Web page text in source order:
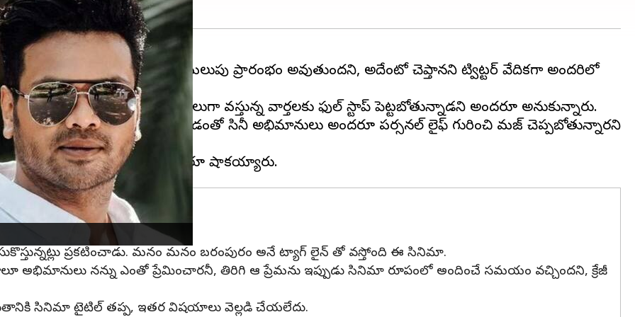
ఉంటుందని, తన జీవితంలో గొప్ప మలుపు ప్రారంభం అవుతుందని, అదేంటో చెప్తానని ట్విట్టర్ వేదికగా అందరిలో
గతకొన్ని రోజులుగా వస్తున్న వార్తలకు ఫుల్ స్టాప్ పెట్టబోతున్నాడని అందరూ అనుకున్నారు.
మీమ్ చేసి మరీ పోస్ట్ పెట్టడంతో సినీ అభిమానులు అందరూ పర్సనల్ లైఫ్ గురించి మనోజ్ చెప్పబోతున్నారని
మూవీ
ప్రకటించాడు. మనం మనం బరంపురం అనే ట్యాగ్ లైన్ తో వస్తోంది ఈ సినిమా.
అభిమానులు నన్ను ఎంతో ప్రేమించారనీ, తిరిగి ఆ ప్రేమను ఇప్పుడు సినిమా రూపంలో అందించే సమయం వచ్చిందని, క్రేజీ
సినిమా టైటిల్ తప్ప, ఇతర విషయాలు వెల్లడి చేయలేదు.